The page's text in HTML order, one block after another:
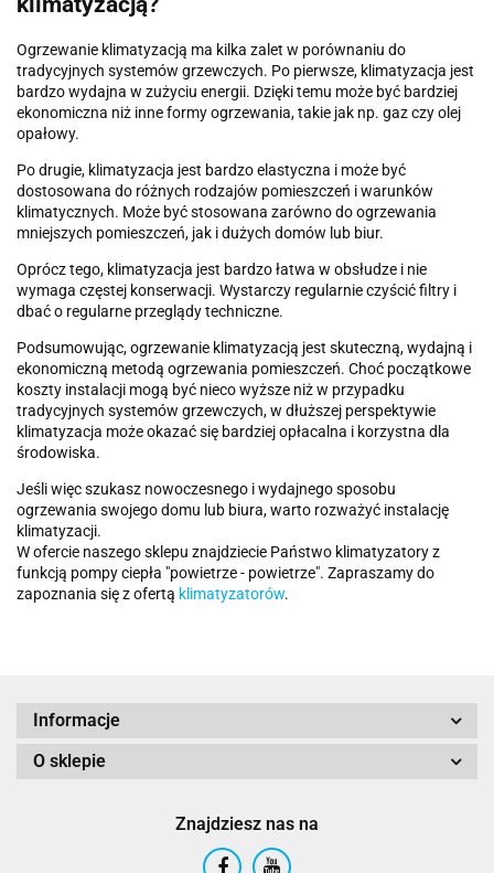
Ogrzewanie klimatyzacją ma kilka zalet w porównaniu do
tradycyjnych systemów grzewczych. Po pierwsze, klimatyzacja jest
bardzo wydajna w zużyciu energii. Dzięki temu może być bardziej
ekonomiczna niż inne formy ogrzewania, takie jak np. gaz czy olej
opałowy.
Po drugie, klimatyzacja jest bardzo elastyczna i może być
dostosowana do różnych rodzajów pomieszczeń i warunków
klimatycznych. Może być stosowana zarówno do ogrzewania
mniejszych pomieszczeń, jak i dużych domów lub biur.
Oprócz tego, klimatyzacja jest bardzo łatwa w obsłudze i nie
wymaga częstej konserwacji. Wystarczy regularnie czyścić filtry i
dbać o regularne przeglądy techniczne.
Podsumowując, ogrzewanie klimatyzacją jest skuteczną, wydajną i
ekonomiczną metodą ogrzewania pomieszczeń. Choć początkowe
koszty instalacji mogą być nieco wyższe niż w przypadku
tradycyjnych systemów grzewczych, w dłuższej perspektywie
klimatyzacja może okazać się bardziej opłacalna i korzystna dla
środowiska.
Jeśli więc szukasz nowoczesnego i wydajnego sposobu
ogrzewania swojego domu lub biura, warto rozważyć instalację
klimatyzacji.
W ofercie naszego sklepu znajdziecie Państwo klimatyzatory z
funkcją pompy ciepła "powietrze - powietrze". Zapraszamy do
zapoznania się z ofertą klimatyzatorów.
Informacje
O sklepie
Znajdziesz nas na